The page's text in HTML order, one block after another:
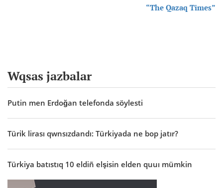
“The Qazaq Times”
Wqsas jazbalar
Putin men Erdoğan telefonda söylesti
Türik lirası qwnsızdandı: Türkiyada ne bop jatır?
Türkiya batıstıq 10 eldiñ elşisin elden quuı mümkin